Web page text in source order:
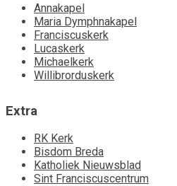
Annakapel
Maria Dymphnakapel
Franciscuskerk
Lucaskerk
Michaelkerk
Willibrorduskerk
Extra
RK Kerk
Bisdom Breda
Katholiek Nieuwsblad
Sint Franciscuscentrum